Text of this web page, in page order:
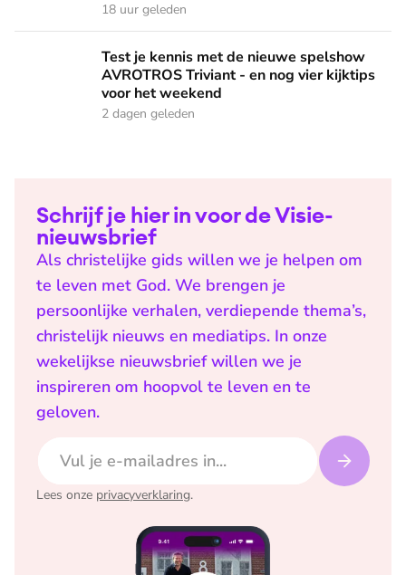
18 uur geleden
Test je kennis met de nieuwe spelshow AVROTROS
Test je kennis met de nieuwe spelshow
AVROTROS Triviant - en nog vier kijktips
voor het weekend
2 dagen geleden
Schrijf je hier in voor de Visie-
nieuwsbrief
Als christelijke gids willen we je helpen om
te leven met God. We brengen je
persoonlijke verhalen, verdiepende thema’s,
christelijk nieuws en mediatips. In onze
wekelijkse nieuwsbrief willen we je
inspireren om hoopvol te leven en te
geloven.
Lees onze privacyverklaring.